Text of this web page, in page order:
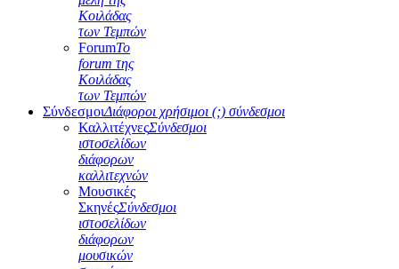
Κοιλάδας
των Τεμπών
ForumΤο
forum της
Κοιλάδας
των Τεμπών
ΣύνδεσμοιΔιάφοροι χρήσιμοι (;) σύνδεσμοι
ΚαλλιτέχνεςΣύνδεσμοι
ιστοσελίδων
διάφορων
καλλιτεχνών
Μουσικές
ΣκηνέςΣύνδεσμοι
ιστοσελίδων
διάφορων
μουσικών